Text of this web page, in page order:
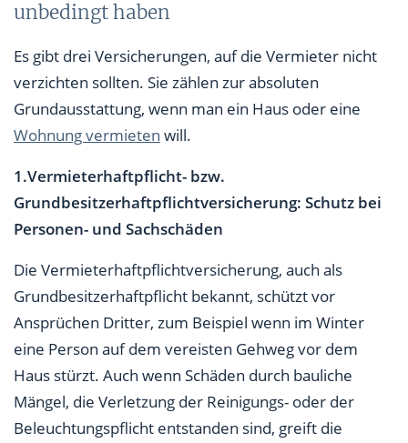
unbedingt haben
Es gibt drei Versicherungen, auf die Vermieter nicht
verzichten sollten. Sie zählen zur absoluten
Grundausstattung, wenn man ein Haus oder eine
Wohnung vermieten will.
1.Vermieterhaftpflicht- bzw.
Grundbesitzerhaftpflichtversicherung: Schutz bei
Personen- und Sachschäden
Die Vermieterhaftpflichtversicherung, auch als
Grundbesitzerhaftpflicht bekannt, schützt vor
Ansprüchen Dritter, zum Beispiel wenn im Winter
eine Person auf dem vereisten Gehweg vor dem
Haus stürzt. Auch wenn Schäden durch bauliche
Mängel, die Verletzung der Reinigungs- oder der
Beleuchtungspflicht entstanden sind, greift die